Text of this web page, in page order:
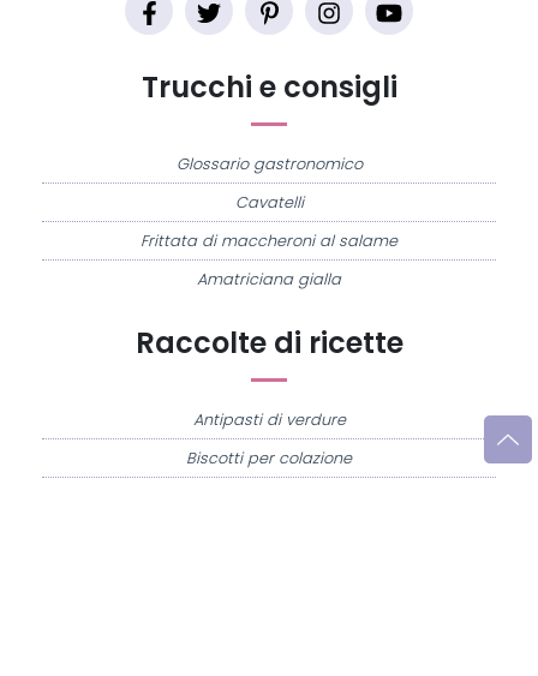
Raccolte di ricette
Antipasti di verdure
Biscotti per colazione
Trucchi e consigli
Glossario gastronomico
Cavatelli
Frittata di maccheroni al salame
Amatriciana gialla